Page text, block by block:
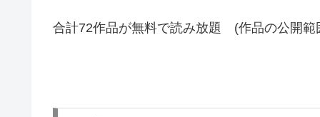
合計72作品が無料で読み放題 (作品の公開範